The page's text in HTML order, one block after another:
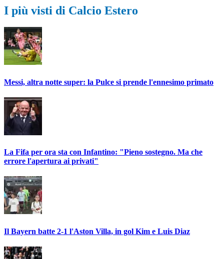
I più visti di Calcio Estero
Messi, altra notte super: la Pulce si prende l'ennesimo primato
La Fifa per ora sta con Infantino: "Pieno sostegno. Ma che
errore l'apertura ai privati"
Il Bayern batte 2-1 l'Aston Villa, in gol Kim e Luis Diaz